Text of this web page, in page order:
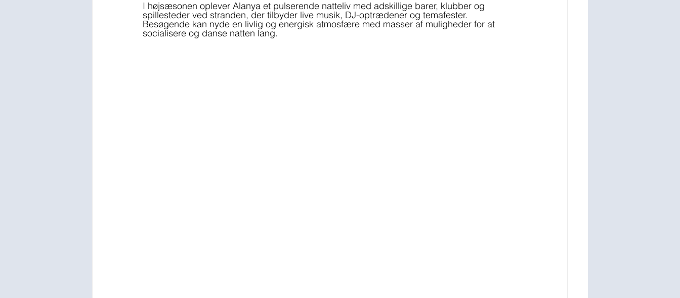
I højsæsonen oplever Alanya et pulserende natteliv med adskillige barer, klubber og
spillesteder ved stranden, der tilbyder live musik, DJ-optrædener og temafester.
Besøgende kan nyde en livlig og energisk atmosfære med masser af muligheder for at
socialisere og danse natten lang.